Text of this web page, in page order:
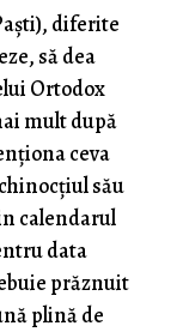
diferite
să dea
Ortodox
mult după
ceva
său
calendarul
data
prăznuit
plină de